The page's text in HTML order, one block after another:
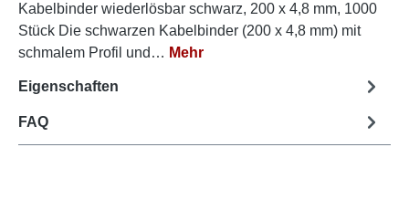
Kabelbinder wiederlösbar schwarz, 200 x 4,8 mm, 1000
Stück Die schwarzen Kabelbinder (200 x 4,8 mm) mit
schmalem Profil und… Mehr
Eigenschaften
FAQ